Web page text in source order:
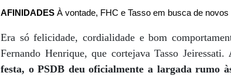
AFINIDADES À vontade, FHC e Tasso em busca de
Era só felicidade, cordialidade e bom
Fernando Henrique, que cortejava Tasso Jeiressati.
festa, o PSDB deu oficialmente a largada rumo